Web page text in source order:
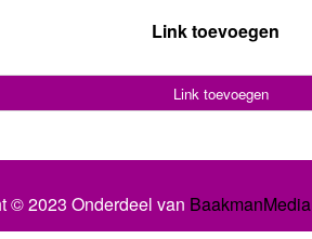
Link toevoegen
Link toevoegen
© 2023 Onderdeel van BaakmanMedia